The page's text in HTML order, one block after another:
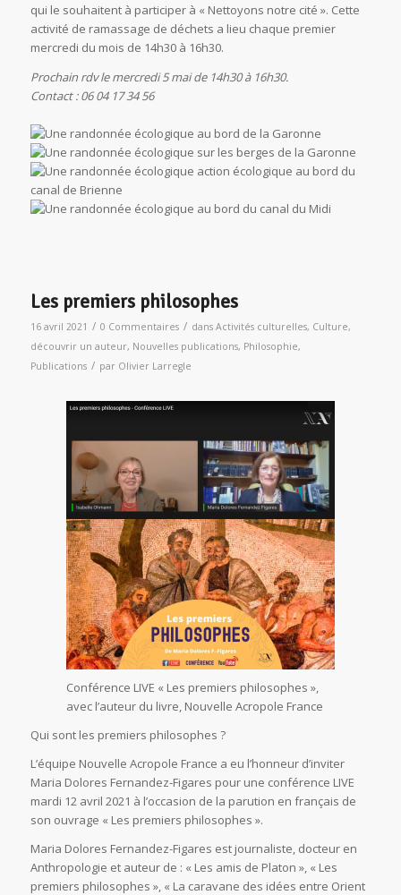
qui le souhaitent à participer à « Nettoyons notre cité ». Cette
activité de ramassage de déchets a lieu chaque premier
mercredi du mois de 14h30 à 16h30.
Prochain rdv le mercredi 5 mai de 14h30 à 16h30.
Contact : 06 04 17 34 56
Les premiers philosophes
16 avril 2021 / 0 Commentaires / dans Activités culturelles, Culture,
découvrir un auteur, Nouvelles publications, Philosophie,
Publications / par Olivier Larregle
Conférence LIVE « Les premiers philosophes »,
avec l’auteur du livre, Nouvelle Acropole France
Qui sont les premiers philosophes ?
L’équipe Nouvelle Acropole France a eu l’honneur d’inviter
Maria Dolores Fernandez-Figares pour une conférence LIVE
mardi 12 avril 2021 à l’occasion de la parution en français de
son ouvrage « Les premiers philosophes ».
Maria Dolores Fernandez-Figares est journaliste, docteur en
Anthropologie et auteur de : « Les amis de Platon », « Les
premiers philosophes », « La caravane des idées entre Orient